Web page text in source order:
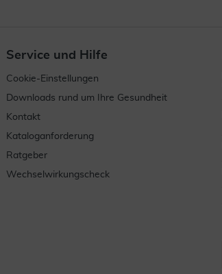
Service und Hilfe
Cookie-Einstellungen
Downloads rund um Ihre Gesundheit
Kontakt
Kataloganforderung
Ratgeber
Wechselwirkungscheck